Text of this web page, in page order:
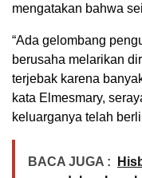
mengatakan bahwa
“Ada gelombang
berusaha melarikan
terjebak karena
kata Elmesmary,
keluarganya telah
BACA JUGA :